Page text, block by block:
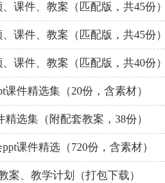
课件、教案（匹配版，共45份）
课件、教案（匹配版，共45份）
课件、教案（匹配版，共40份）
件精选集（20份，含素材）
选集（附配套教案，38份）
课件精选（720份，含素材）
案、教学计划（打包下载）